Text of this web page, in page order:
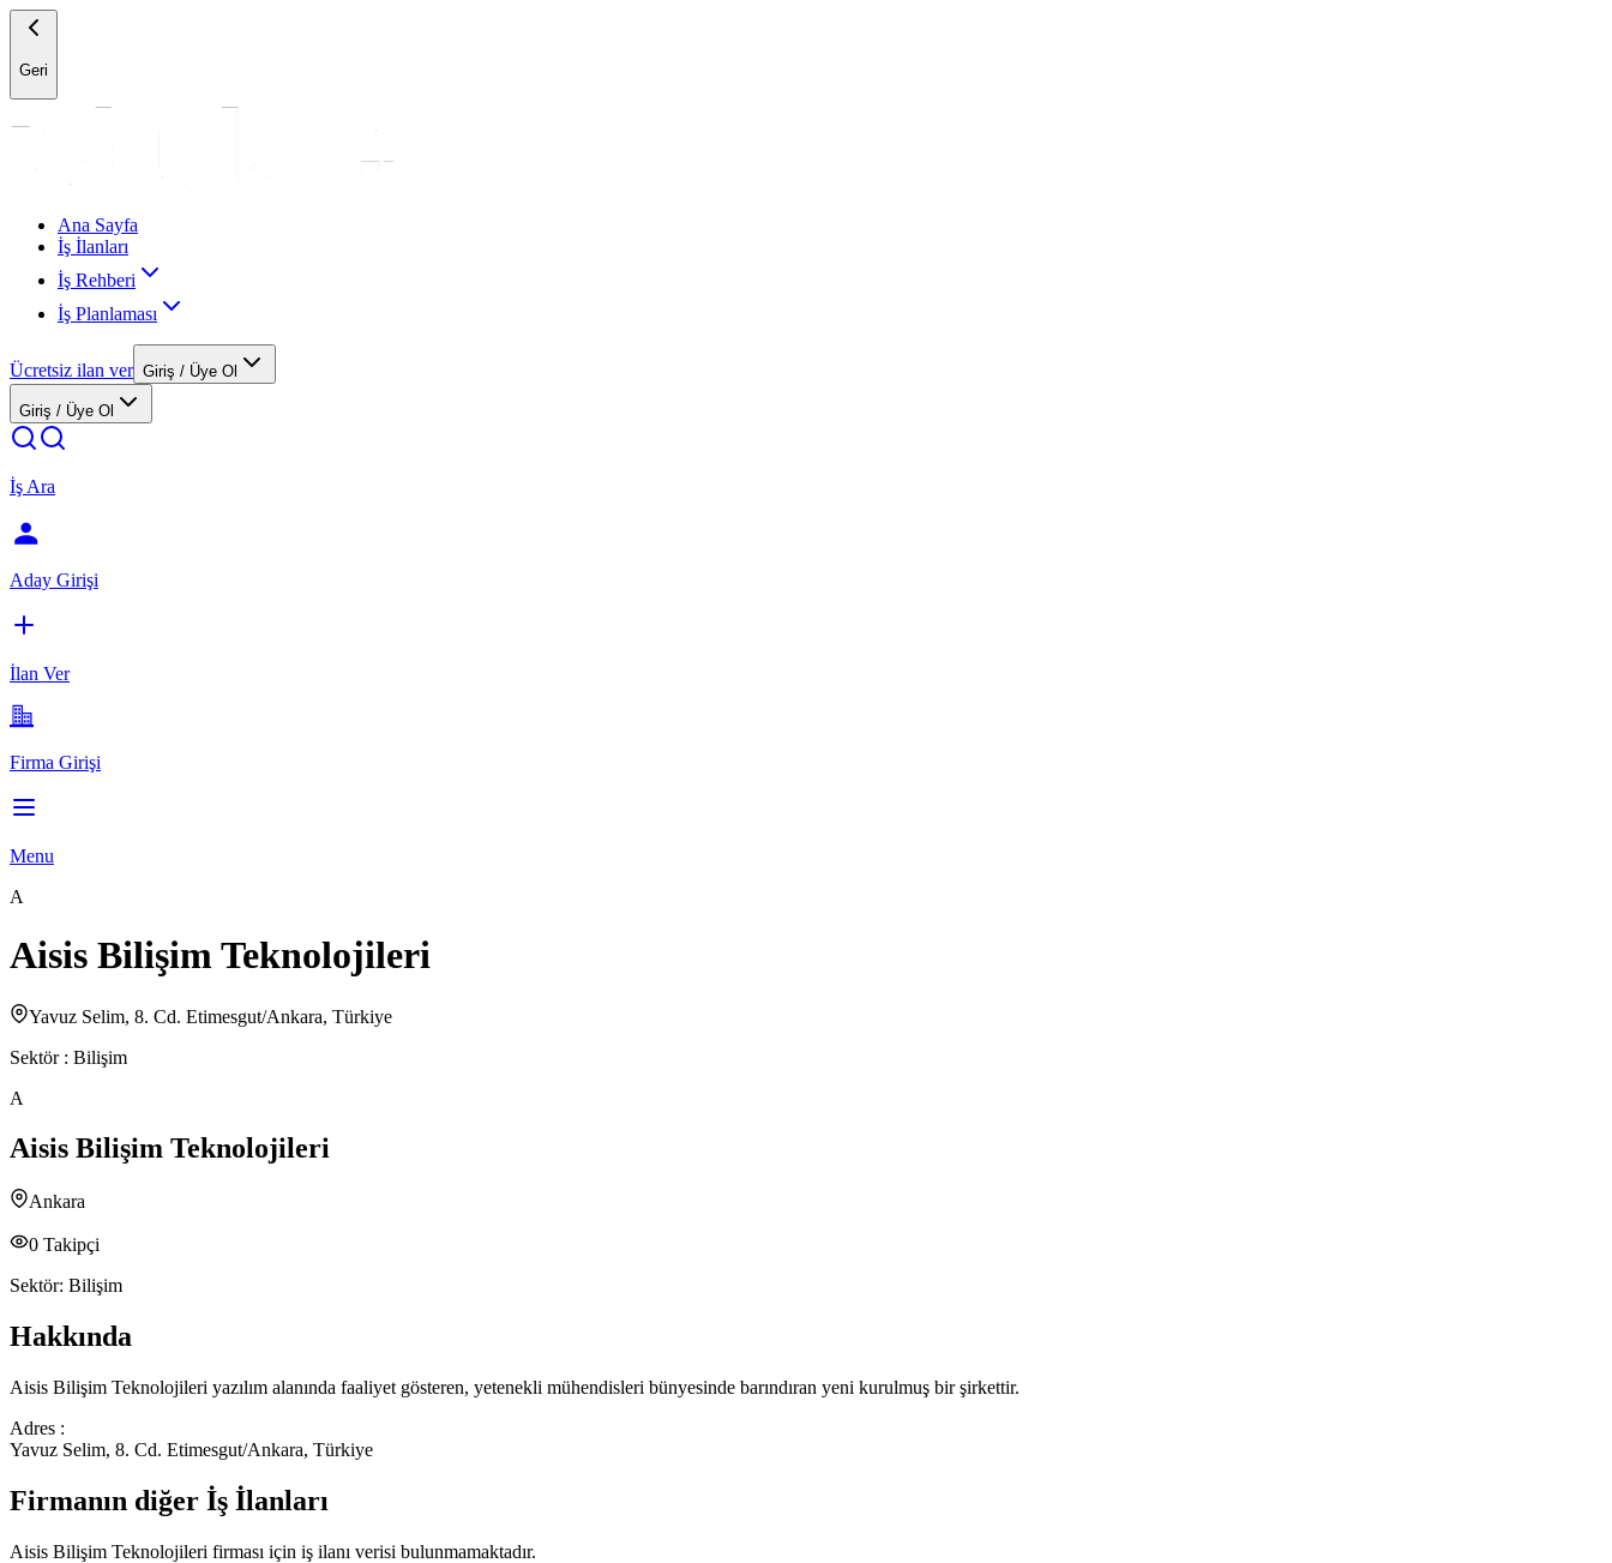
Geri
Ana Sayfa
İş İlanları
İş Rehberi
İş Planlaması
Ücretsiz ilan ver Giriş / Üye Ol
Giriş / Üye Ol
İş Ara
Aday Girişi
İlan Ver
Firma Girişi
Menu
A
Aisis Bilişim Teknolojileri
Yavuz Selim, 8. Cd. Etimesgut/Ankara, Türkiye
Sektör : Bilişim
A
Aisis Bilişim Teknolojileri
Ankara
0 Takipçi
Sektör: Bilişim
Hakkında
Aisis Bilişim Teknolojileri yazılım alanında faaliyet gösteren, yetenekli mühendisleri bünyesinde barındıran yeni kurulmuş bir şirkettir.
Adres :
Yavuz Selim, 8. Cd. Etimesgut/Ankara, Türkiye
Firmanın diğer İş İlanları
Aisis Bilişim Teknolojileri firması için iş ilanı verisi bulunmamaktadır.